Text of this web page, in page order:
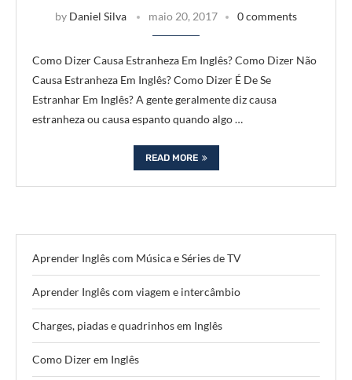
by Daniel Silva maio 20, 2017 0 comments
Como Dizer Causa Estranheza Em Inglês? Como Dizer Não
Causa Estranheza Em Inglês? Como Dizer É De Se
Estranhar Em Inglês? A gente geralmente diz causa
estranheza ou causa espanto quando algo …
READ MORE
Aprender Inglês com Música e Séries de TV
Aprender Inglês com viagem e intercâmbio
Charges, piadas e quadrinhos em Inglês
Como Dizer em Inglês